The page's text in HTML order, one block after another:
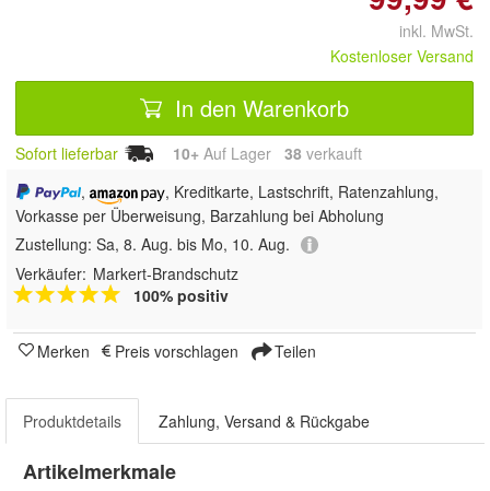
inkl. MwSt.
Kostenloser Versand
In den Warenkorb
Sofort lieferbar 10+ Auf Lager 38 verkauft
,
, Kreditkarte, Lastschrift, Ratenzahlung,
Vorkasse per Überweisung, Barzahlung bei Abholung
Zustellung: Sa, 8. Aug. bis Mo, 10. Aug.
Verkäufer: Markert-Brandschutz
100% positiv
Merken Preis vorschlagen Teilen
Produktdetails Zahlung, Versand & Rückgabe
Artikelmerkmale